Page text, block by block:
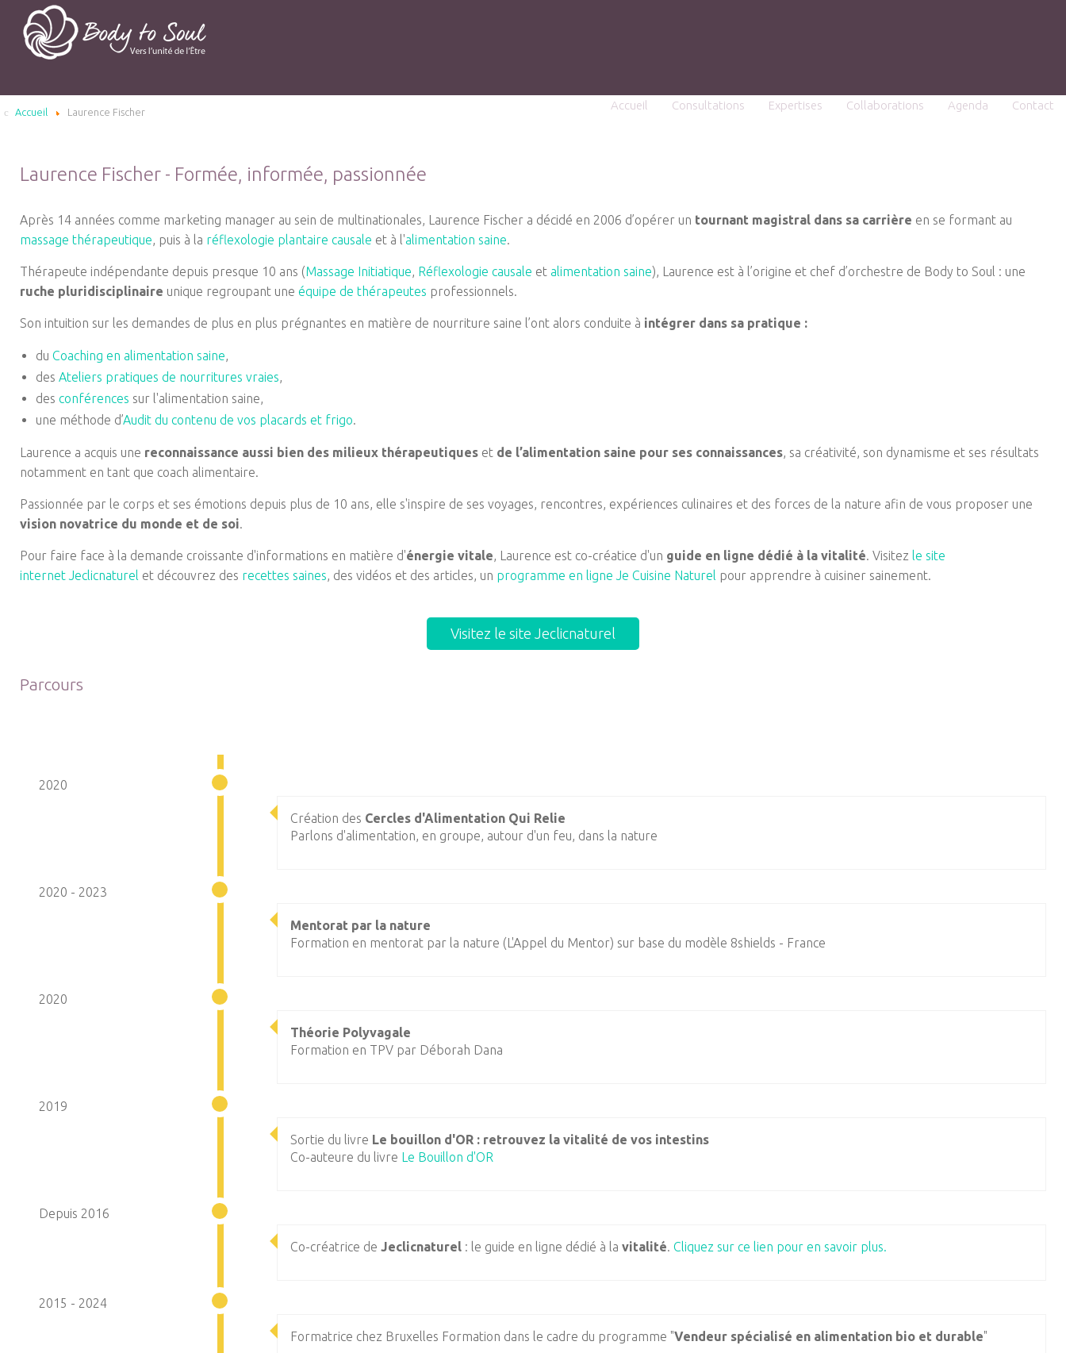
Accueil Consultations Expertises Collaborations Agenda Contact
Accueil Laurence Fischer
Laurence Fischer - Formée, informée, passionnée
Après 14 années comme marketing manager au sein de multinationales, Laurence Fischer a décidé en 2006 d’opérer un tournant magistral dans sa carrière en se formant au
massage thérapeutique, puis à la réflexologie plantaire causale et à l'alimentation saine.
Thérapeute indépendante depuis presque 10 ans (Massage Initiatique, Réflexologie causale et alimentation saine), Laurence est à l’origine et chef d’orchestre de Body to Soul : une
ruche pluridisciplinaire unique regroupant une équipe de thérapeutes professionnels.
Son intuition sur les demandes de plus en plus prégnantes en matière de nourriture saine l’ont alors conduite à intégrer dans sa pratique :
du Coaching en alimentation saine,
des Ateliers pratiques de nourritures vraies,
des conférences sur l'alimentation saine,
une méthode d’Audit du contenu de vos placards et frigo.
Laurence a acquis une reconnaissance aussi bien des milieux thérapeutiques et de l’alimentation saine pour ses connaissances, sa créativité, son dynamisme et ses résultats
notamment en tant que coach alimentaire.
Passionnée par le corps et ses émotions depuis plus de 10 ans, elle s'inspire de ses voyages, rencontres, expériences culinaires et des forces de la nature afin de vous proposer une
vision novatrice du monde et de soi.
Pour faire face à la demande croissante d'informations en matière d'énergie vitale, Laurence est co-créatice d'un guide en ligne dédié à la vitalité. Visitez le site
internet Jeclicnaturel et découvrez des recettes saines, des vidéos et des articles, un programme en ligne Je Cuisine Naturel pour apprendre à cuisiner sainement.
Visitez le site Jeclicnaturel
Parcours
2020
Création des Cercles d'Alimentation Qui Relie
Parlons d'alimentation, en groupe, autour d'un feu, dans la nature
2020 - 2023
Mentorat par la nature
Formation en mentorat par la nature (L'Appel du Mentor) sur base du modèle 8shields - France
2020
Théorie Polyvagale
Formation en TPV par Déborah Dana
2019
Sortie du livre Le bouillon d'OR : retrouvez la vitalité de vos intestins
Co-auteure du livre Le Bouillon d'OR
Depuis 2016
Co-créatrice de Jeclicnaturel: le guide en ligne dédié à la vitalité. Cliquez sur ce lien pour en savoir plus.
2015 - 2024
Formatrice chez Bruxelles Formation dans le cadre du programme "Vendeur spécialisé en alimentation bio et durable"